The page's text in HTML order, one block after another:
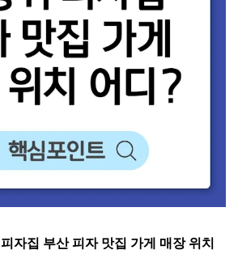
자집 부산 피자 맛집 가게 매장 위치